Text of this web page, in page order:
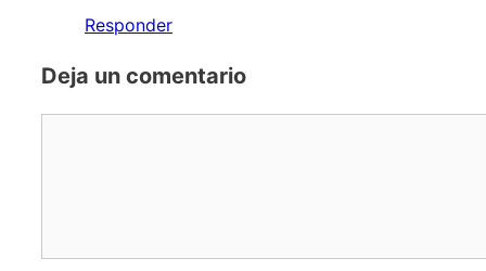
Responder
Deja un comentario